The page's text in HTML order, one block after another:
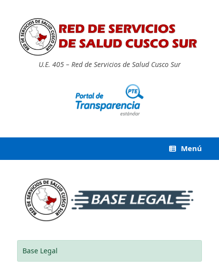
U.E. 405 – Red de Servicios de Salud Cusco Sur
Menú
Base Legal